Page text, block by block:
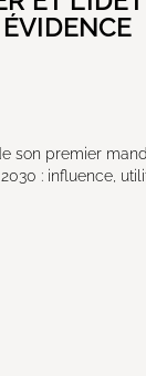
son premier
: influence,